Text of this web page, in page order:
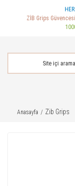
ZİB Grips
Anasayfa Zib Grips